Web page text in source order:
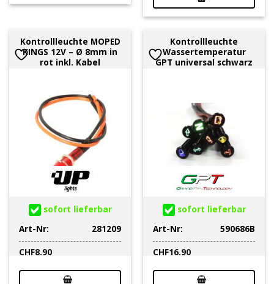
Kontrollleuchte MOPED
KINGS 12V – Ø 8mm in
rot inkl. Kabel
sofort lieferbar
Art-Nr:
281209
CHF8.90
Kontrollleuchte
Wassertemperatur
GPT universal schwarz
sofort lieferbar
Art-Nr:
590686B
CHF16.90